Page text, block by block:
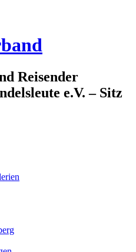
Reisender
e.V. – Sitz